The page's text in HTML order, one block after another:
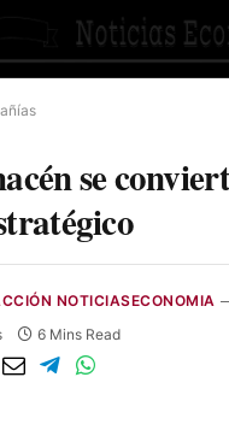
se
NOTICIASECONOMIA
6 Mins Read